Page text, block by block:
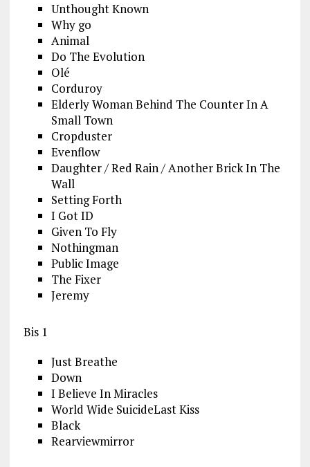
Unthought Known
Why go
Animal
Do The Evolution
Olé
Corduroy
Elderly Woman Behind The Counter In A
Small Town
Cropduster
Evenflow
Daughter / Red Rain / Another Brick In The
Wall
Setting Forth
I Got ID
Given To Fly
Nothingman
Public Image
The Fixer
Jeremy
Bis 1
Just Breathe
Down
I Believe In Miracles
World Wide SuicideLast Kiss
Black
Rearviewmirror